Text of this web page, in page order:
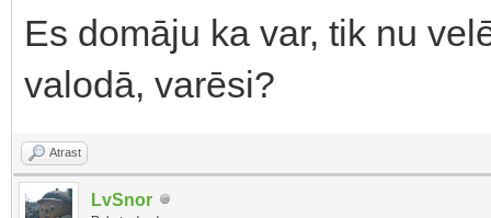
Es domāju ka var, tik nu
valodā, varēsi?
Atrast
LvSnor